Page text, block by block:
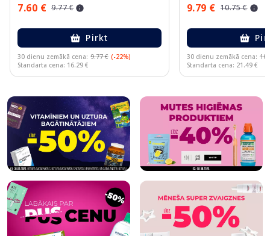
7.60 € 9.77 €
Pirkt
30 dienu zemākā cena: 9.77 € (-22%)
Standarta cena: 16.29 €
9.79 € 10.75 €
30 dienu zemākā cena:
Standarta cena: 21.49 €